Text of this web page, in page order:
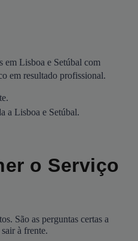
em Lisboa e Setúbal com
em resultado profissional.
a Lisboa e Setúbal.
o Serviço
São as perguntas certas a
à frente.